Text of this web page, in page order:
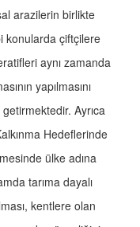
arazilerin birlikte
konularda çiftçilere
aynı zamanda
yapılmasını
Ayrıca
Hedeflerinde
ülke adına
tarıma dayalı
kentlere olan